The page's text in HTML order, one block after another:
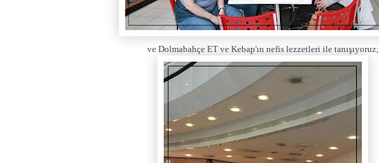
ve Dolmabahçe ET ve Kebap'ın nefis lezzetleri ile tanışıyoruz;